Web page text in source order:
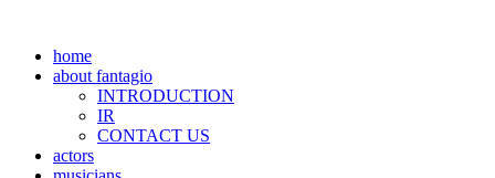
home
about fantagio
INTRODUCTION
IR
CONTACT US
actors